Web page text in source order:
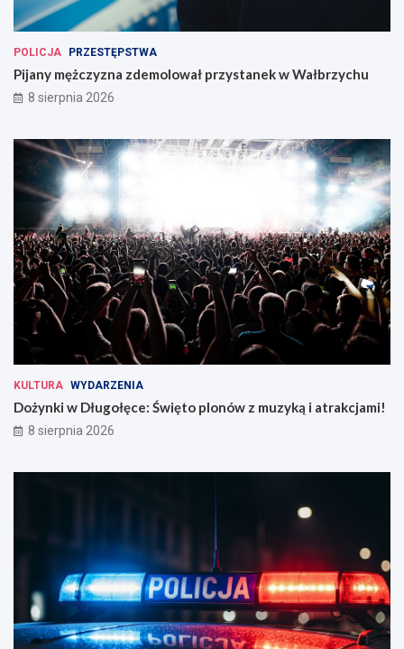
POLICJA PRZESTĘPSTWA
Pijany mężczyzna zdemolował przystanek w Wałbrzychu
8 sierpnia 2026
KULTURA WYDARZENIA
Dożynki w Długołęce: Święto plonów z muzyką i atrakcjami!
8 sierpnia 2026